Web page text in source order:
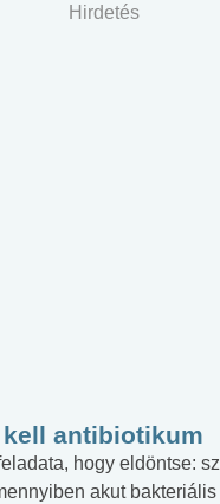
Hirdetés
antibiotikum
hogy eldöntse:
akut bakteriális